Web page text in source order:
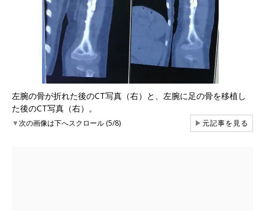
左腕の骨が折れた後のCT写真（右）と、左腕に足の骨を移植し
た後のCT写真（右）。
▼次の画像は下へスクロール (5/8) ▶元記事を見る